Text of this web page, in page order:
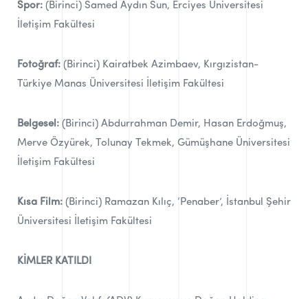
Spor: (Birinci) Samed Aydın Sun, Erciyes Üniversitesi
İletişim Fakültesi
Fotoğraf: (Birinci) Kairatbek Azimbaev, Kırgızistan-
Türkiye Manas Üniversitesi İletişim Fakültesi
Belgesel: (Birinci) Abdurrahman Demir, Hasan Erdoğmuş,
Merve Özyürek, Tolunay Tekmek, Gümüşhane Üniversitesi
İletişim Fakültesi
Kısa Film: (Birinci) Ramazan Kılıç, ‘Penaber’, İstanbul Şehir
Üniversitesi İletişim Fakültesi
KİMLER KATILDI